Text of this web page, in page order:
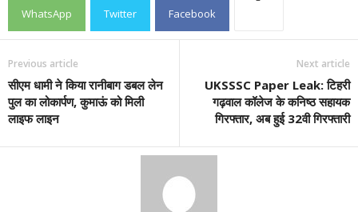
WhatsApp Twitter Facebook
Previous article
सीएम धामी ने किया रानीबाग डबल लेन
पुल का लोकार्पण, कुमाऊं को मिली
लाइफ लाइन
Next article
UKSSSC Paper Leak: टिहरी
गढ़वाल कॉलेज के कनिष्ठ सहायक
गिरफ्तार, अब हुई 32वी गिरफ्तारी